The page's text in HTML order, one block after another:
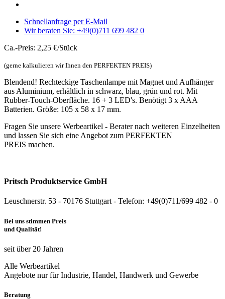
Schnellanfrage per E-Mail
Wir beraten Sie: +49(0)711 699 482 0
Ca.-Preis: 2,25 €/Stück
(gerne kalkulieren wir Ihnen den PERFEKTEN PREIS)
Blendend! Rechteckige Taschenlampe mit Magnet und Aufhänger
aus Aluminium, erhältlich in schwarz, blau, grün und rot. Mit
Rubber-Touch-Oberfläche. 16 + 3 LED's. Benötigt 3 x AAA
Batterien. Größe: 105 x 58 x 17 mm.
Fragen Sie unsere Werbeartikel - Berater nach weiteren Einzelheiten
und lassen Sie sich eine Angebot zum PERFEKTEN
PREIS machen.
Pritsch Produktservice GmbH
Leuschnerstr. 53 - 70176 Stuttgart - Telefon: +49(0)711/699 482 - 0
Bei uns stimmen Preis
und Qualität!
seit über 20 Jahren
Alle Werbeartikel
Angebote nur für Industrie, Handel, Handwerk und Gewerbe
Beratung